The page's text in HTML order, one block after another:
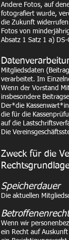
Andere Fotos, auf
fotografiert wurde,
die Zukunft
Fotos von
Absatz 1 Satz 1 a)
Mitgliedsdaten
verarbeitet. Im
Wenn der Vorstand
insbesondere
Der*die
die für die
auf die
Die
Zweck für die
Speicherdauer
Die aktuellen
Wenn wir
ein Recht auf